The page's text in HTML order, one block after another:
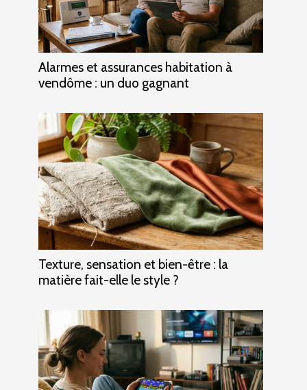
Alarmes et assurances habitation à
vendôme : un duo gagnant
Texture, sensation et bien-être : la
matière fait-elle le style ?